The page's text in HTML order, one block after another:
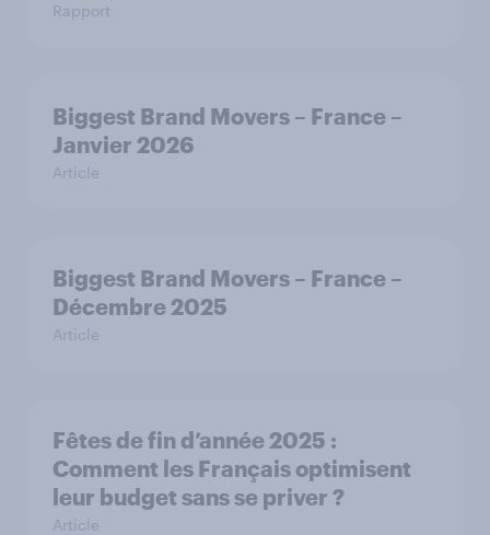
Rapport
Biggest Brand Movers – France –
Janvier 2026
Article
Biggest Brand Movers – France –
Décembre 2025
Article
Fêtes de fin d’année 2025 :
Comment les Français optimisent
leur budget sans se priver ?
Article